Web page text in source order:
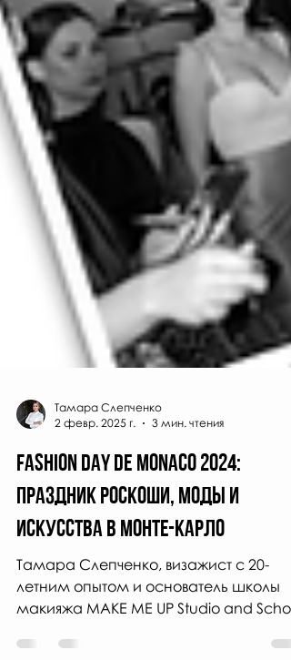
2 февр. 2025 г.
3 мин. чтения
Fashion Day de Monaco 2024:
Праздник Роскоши, Моды и
Искусства в Монте-Карло
Тамара Слепченко, визажист с 20-
летним опытом и основатель школы
макияжа MAKE ME UP Studio and